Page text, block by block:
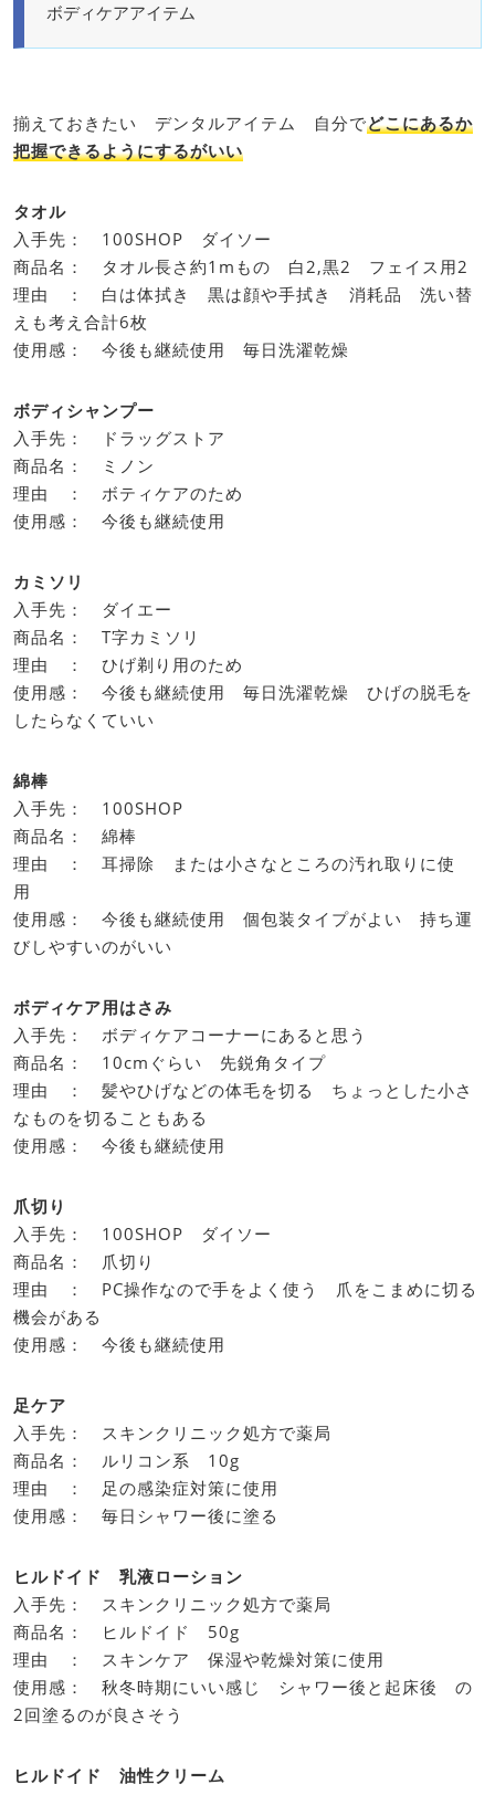
ボディケアアイテム
揃えておきたい デンタルアイテム 自分でどこにあるか
把握できるようにするがいい
タオル
入手先： 100SHOP ダイソー
商品名： タオル長さ約1mもの 白2,黒2 フェイス用2
理由 ： 白は体拭き 黒は顔や手拭き 消耗品 洗い替
えも考え合計6枚
使用感： 今後も継続使用 毎日洗濯乾燥
ボディシャンプー
入手先： ドラッグストア
商品名： ミノン
理由 ： ボティケアのため
使用感： 今後も継続使用
カミソリ
入手先： ダイエー
商品名： T字カミソリ
理由 ： ひげ剃り用のため
使用感： 今後も継続使用 毎日洗濯乾燥 ひげの脱毛を
したらなくていい
綿棒
入手先： 100SHOP
商品名： 綿棒
理由 ： 耳掃除 または小さなところの汚れ取りに使
用
使用感： 今後も継続使用 個包装タイプがよい 持ち運
びしやすいのがいい
ボディケア用はさみ
入手先： ボディケアコーナーにあると思う
商品名： 10cmぐらい 先鋭角タイプ
理由 ： 髪やひげなどの体毛を切る ちょっとした小さ
なものを切ることもある
使用感： 今後も継続使用
爪切り
入手先： 100SHOP ダイソー
商品名： 爪切り
理由 ： PC操作なので手をよく使う 爪をこまめに切る
機会がある
使用感： 今後も継続使用
足ケア
入手先： スキンクリニック処方で薬局
商品名： ルリコン系 10g
理由 ： 足の感染症対策に使用
使用感： 毎日シャワー後に塗る
ヒルドイド 乳液ローション
入手先： スキンクリニック処方で薬局
商品名： ヒルドイド 50g
理由 ： スキンケア 保湿や乾燥対策に使用
使用感： 秋冬時期にいい感じ シャワー後と起床後 の
2回塗るのが良さそう
ヒルドイド 油性クリーム